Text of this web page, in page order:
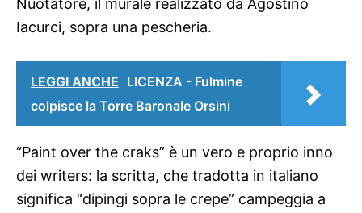
Iacurci, sopra una pescheria.
LEGGI ANCHE LICENZA - Fulmine
colpisce la Torre Baronale Orsini
“Paint over the craks” è un vero e proprio inno
dei writers: la scritta, che tradotta in italiano
significa “dipingi sopra le crepe” campeggia a